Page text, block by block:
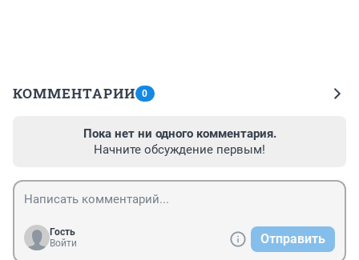
КОММЕНТАРИИ 0
Пока нет ни одного комментария.
Начните обсуждение первым!
Гость
Войти
Отправить